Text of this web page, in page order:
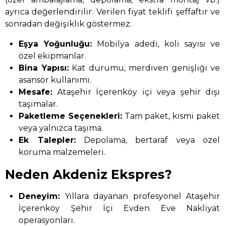
ayrıca değerlendirilir. Verilen fiyat teklifi şeffaftır ve
sonradan değişiklik göstermez.
Eşya Yoğunluğu: Mobilya adedi, koli sayısı ve
özel ekipmanlar.
Bina Yapısı:Kat durumu, merdiven genişliği ve
asansör kullanımı.
Mesafe: Ataşehir İçerenköy içi veya şehir dışı
taşımalar.
Paketleme Seçenekleri:Tam paket, kısmi paket
veya yalnızca taşıma.
Ek Talepler:Depolama, bertaraf veya özel
koruma malzemeleri.
Neden Akdeniz Ekspres?
Deneyim: Yıllara dayanan profesyonel Ataşehir
İçerenköy Şehir İçi Evden Eve Nakliyat
operasyonları.